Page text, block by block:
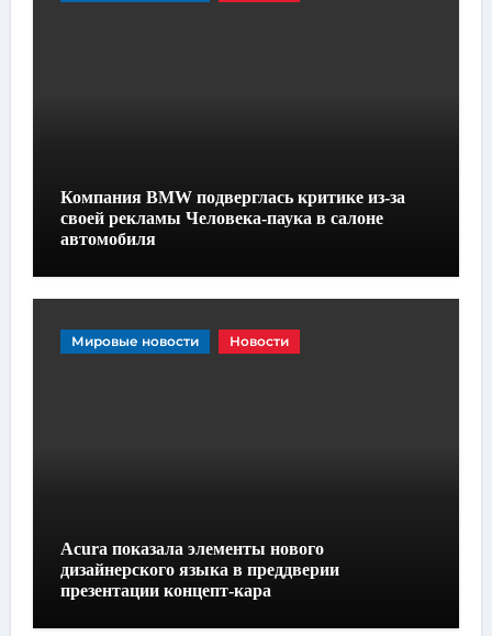
Компания BMW подверглась критике из-за
своей рекламы Человека-паука в салоне
автомобиля
Мировые новости Новости
Acura показала элементы нового
дизайнерского языка в преддверии
презентации концепт-кара